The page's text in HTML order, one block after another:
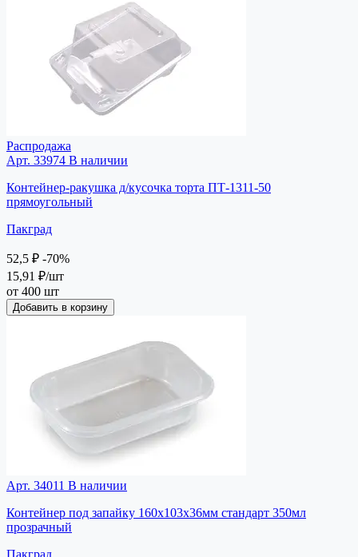
Распродажа
Арт. 33974 В наличии
Контейнер-ракушка д/кусочка торта ПТ-1311-50
прямоугольный
Пакград
52,5 ₽ -70%
15,91 ₽/шт
от 400 шт
Добавить в корзину
Арт. 34011 В наличии
Контейнер под запайку 160х103х36мм стандарт 350мл
прозрачный
Пакград